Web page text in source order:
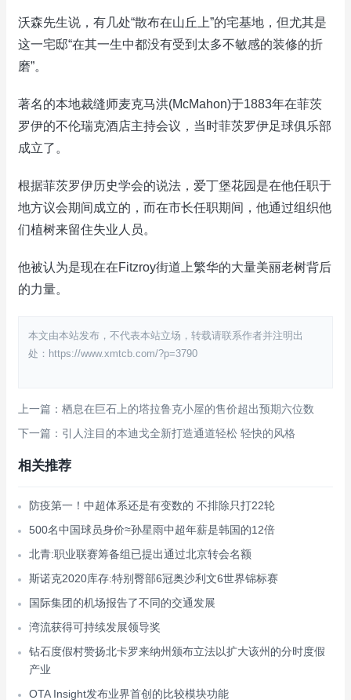
沃森先生说，有几处“散布在山丘上”的宅基地，但尤其是
这一宅邸“在其一生中都没有受到太多不敏感的装修的折
磨”。
著名的本地裁缝师麦克马洪(McMahon)于1883年在菲茨
罗伊的不伦瑞克酒店主持会议，当时菲茨罗伊足球俱乐部
成立了。
根据菲茨罗伊历史学会的说法，爱丁堡花园是在他任职于
地方议会期间成立的，而在市长任职期间，他通过组织他
们植树来留住失业人员。
他被认为是现在在Fitzroy街道上繁华的大量美丽老树背后
的力量。
本文由本站发布，不代表本站立场，转载请联系作者并注明出
处：https://www.xmtcb.com/?p=3790
上一篇：栖息在巨石上的塔拉鲁克小屋的售价超出预期六位数
下一篇：引人注目的本迪戈全新打造通道轻松 轻快的风格
相关推荐
防疫第一！中超体系还是有变数的 不排除只打22轮
500名中国球员身价≈孙星雨中超年薪是韩国的12倍
北青:职业联赛筹备组已提出通过北京转会名额
斯诺克2020库存:特别臀部6冠奥沙利文6世界锦标赛
国际集团的机场报告了不同的交通发展
湾流获得可持续发展领导奖
钻石度假村赞扬北卡罗来纳州颁布立法以扩大该州的分时度假
产业
OTA Insight发布业界首创的比较模块功能